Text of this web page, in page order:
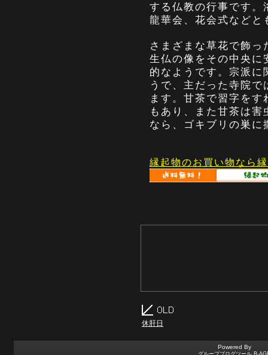
する仏教の行事です。
龍華会、花会式などと
さまざまな草花で飾
生仏の像をその中央に
的なようです。宗派
うで、主だった寺院
ます。甘茶で習字を
もあり、また甘茶は
なら、ゴキブリの巣に
縁起物のお買い物なら
休肝日
Powered By
グループブログツール B-